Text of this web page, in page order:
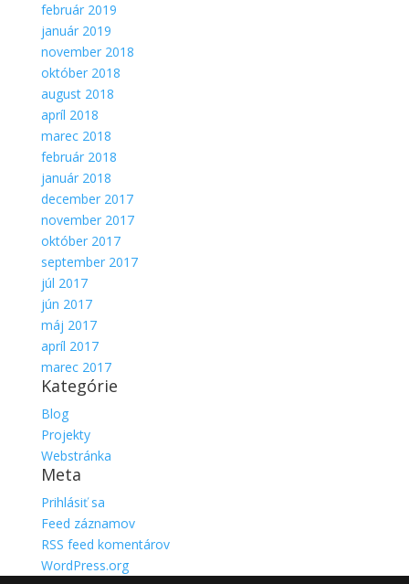
február 2019
január 2019
november 2018
október 2018
august 2018
apríl 2018
marec 2018
február 2018
január 2018
december 2017
november 2017
október 2017
september 2017
júl 2017
jún 2017
máj 2017
apríl 2017
marec 2017
Kategórie
Blog
Projekty
Webstránka
Meta
Prihlásiť sa
Feed záznamov
RSS feed komentárov
WordPress.org